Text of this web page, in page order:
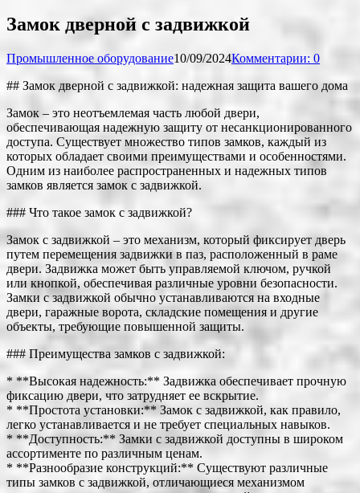
Замок дверной с задвижкой
Промышленное оборудование10/09/2024Комментарии: 0
## Замок дверной с задвижкой: надежная защита вашего дома
Замок – это неотъемлемая часть любой двери,
обеспечивающая надежную защиту от несанкционированного
доступа. Существует множество типов замков, каждый из
которых обладает своими преимуществами и особенностями.
Одним из наиболее распространенных и надежных типов
замков является замок с задвижкой.
### Что такое замок с задвижкой?
Замок с задвижкой – это механизм, который фиксирует дверь
путем перемещения задвижки в паз, расположенный в раме
двери. Задвижка может быть управляемой ключом, ручкой
или кнопкой, обеспечивая различные уровни безопасности.
Замки с задвижкой обычно устанавливаются на входные
двери, гаражные ворота, складские помещения и другие
объекты, требующие повышенной защиты.
### Преимущества замков с задвижкой:
* **Высокая надежность:** Задвижка обеспечивает прочную
фиксацию двери, что затрудняет ее вскрытие.
* **Простота установки:** Замок с задвижкой, как правило,
легко устанавливается и не требует специальных навыков.
* **Доступность:** Замки с задвижкой доступны в широком
ассортименте по различным ценам.
* **Разнообразие конструкций:** Существуют различные
типы замков с задвижкой, отличающиеся механизмом